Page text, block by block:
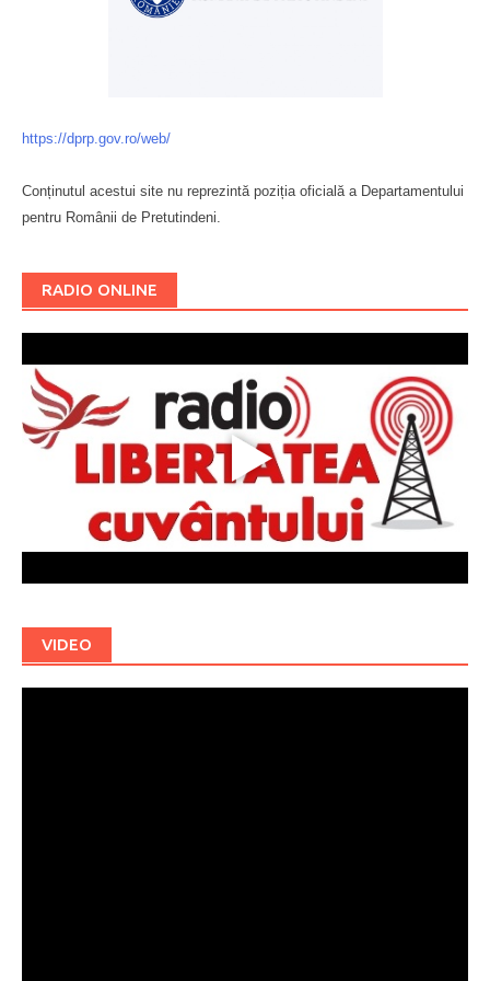
https://dprp.gov.ro/web/
Conținutul acestui site nu reprezintă poziția oficială a Departamentului
pentru Românii de Pretutindeni.
RADIO ONLINE
VIDEO